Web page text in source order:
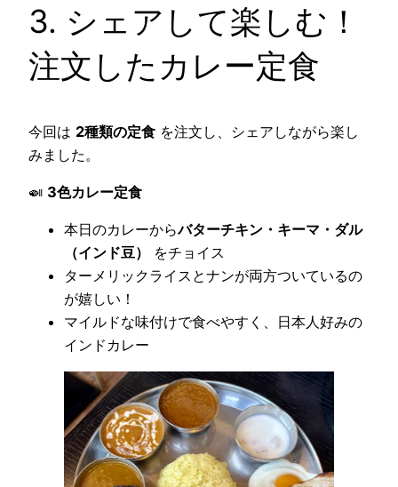
3. シェアして楽しむ！
注文したカレー定食
今回は 2種類の定食 を注文し、シェアしながら楽し
みました。
🍛 3色カレー定食
本日のカレーからバターチキン・キーマ・ダル
（インド豆）
をチョイス
ターメリックライスとナンが両方ついているの
が嬉しい！
マイルドな味付けで食べやすく、日本人好みの
インドカレー